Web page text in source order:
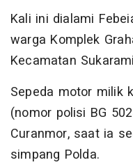
Kali ini dialami
warga Komplek
Kecamatan
Sepeda motor milik
(nomor polisi BG
Curanmor, saat ia
simpang Polda.